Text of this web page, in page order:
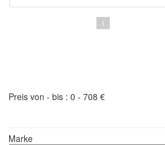
1
Preis von - bis : 0 - 708 €
Marke